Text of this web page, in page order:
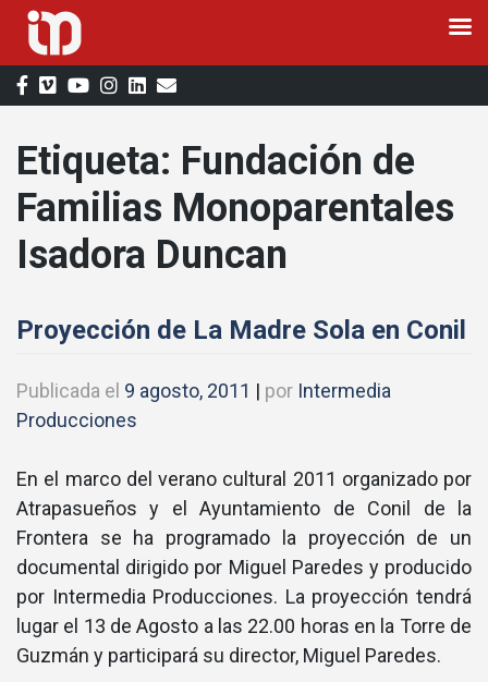
Saltar
al
Etiqueta: Fundación de
Familias Monoparentales
Isadora Duncan
Proyección de La Madre Sola en Conil
Publicada el 9 agosto, 2011 | por Intermedia
Producciones
En el marco del verano cultural 2011 organizado por
Atrapasueños y el Ayuntamiento de Conil de la
Frontera se ha programado la proyección de un
documental dirigido por Miguel Paredes y producido
por Intermedia Producciones. La proyección tendrá
lugar el 13 de Agosto a las 22.00 horas en la Torre de
Guzmán y participará su director, Miguel Paredes.